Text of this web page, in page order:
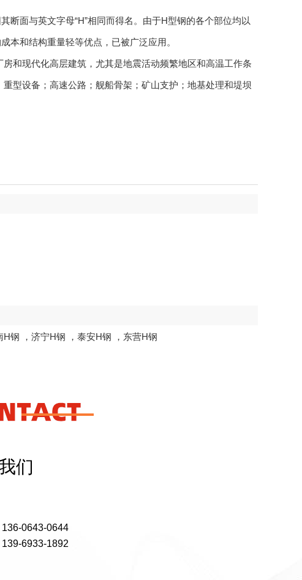
断面与英文字母“H”相同而得名。由于H型钢的各个部位均以
本和结构重量轻等优点，已被广泛应用。
和现代化高层建筑，尤其是地震活动频繁地区和高温工作条
型设备；高速公路；舰船骨架；矿山支护；地基处理和堤坝
H钢 ， 济宁H钢 ， 泰安H钢 ， 东营H钢
们
0643-0644
6933-1892